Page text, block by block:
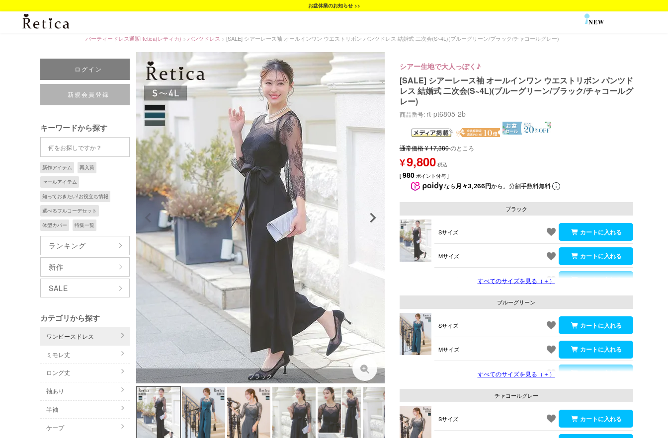
お盆休業のお知らせ >>
NEW
パーティードレス通販Retica(レティカ) パンツドレス [SALE] シアーレース袖 オールインワン ウエストリボン パンツドレス 結婚式 二次会(S~4L)(ブルーグリーン/ブラック/チャコールグレー)
ログイン
新規会員登録
キーワードから探す
新作アイテム 再入荷
セールアイテム
知っておきたい!お役立ち情報
選べるフルコーデセット
体型カバー 特集一覧
ランキング
新作
SALE
カテゴリから探す
ワンピースドレス
ミモレ丈
ロング丈
袖あり
半袖
ケープ
ブラック ブルーグリーン
シアー生地で大人っぽく♪
[SALE] シアーレース袖 オールインワン ウエストリボン パンツド
レス 結婚式 二次会(S~4L)(ブルーグリーン/ブラック/チャコールグ
レー)
商品番号 rt-pt6805-2b
通常価格¥17,380のところ
¥9,800
[ 980 ポイント付与 ]
なら 月々3,266円から。分割手数料無料
ブラック
Sサイズ
Mサイズ
すべてのサイズを見る（＋）
ブルーグリーン
Sサイズ
Mサイズ
すべてのサイズを見る（＋）
チャコールグレー
Sサイズ